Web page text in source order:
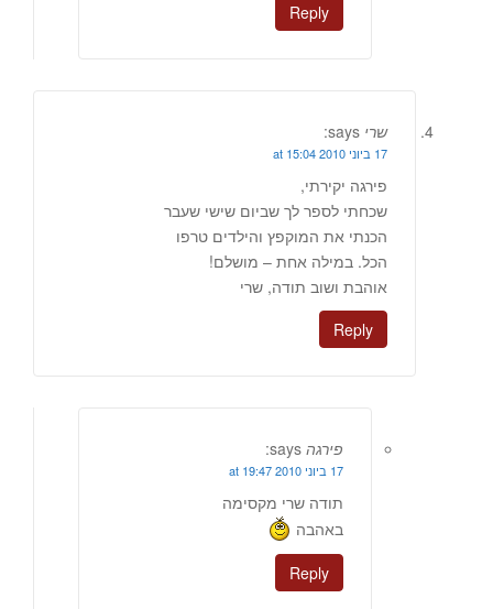
Reply
שרי says:
17 ביוני 2010 at 15:04
פירגה יקירתי,
שכחתי לספר לך שביום שישי שעבר
הכנתי את המוקפץ והילדים טרפו
הכל. במילה אחת – מושלם!
אוהבת ושוב תודה, שרי
Reply
פירגה says:
17 ביוני 2010 at 19:47
תודה שרי מקסימה
באהבה
Reply